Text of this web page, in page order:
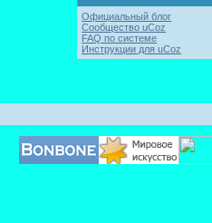
Официальный блог
Сообщество uCoz
FAQ по системе
Инструкции для uCoz